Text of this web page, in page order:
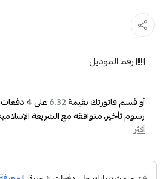
رقم الموديل
أو قسم فاتورتك بقيمة6.32 على4
رسوم تأخير، متوافقة مع الشريعة
أكثر